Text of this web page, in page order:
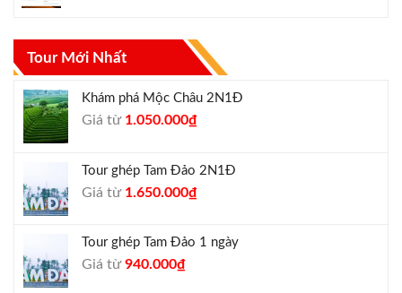
Tour Mới Nhất
Khám phá Mộc Châu 2N1Đ
Giá từ Giá
1.300.000₫.
1.050.000₫Giá
là:
Tour ghép Tam Đảo 2N1Đ
Giá từ Giá
1.800.000₫.
1.650.000₫Giá
là:
Tour ghép Tam Đảo 1 ngày
Giá từGiá
940.000₫Giá